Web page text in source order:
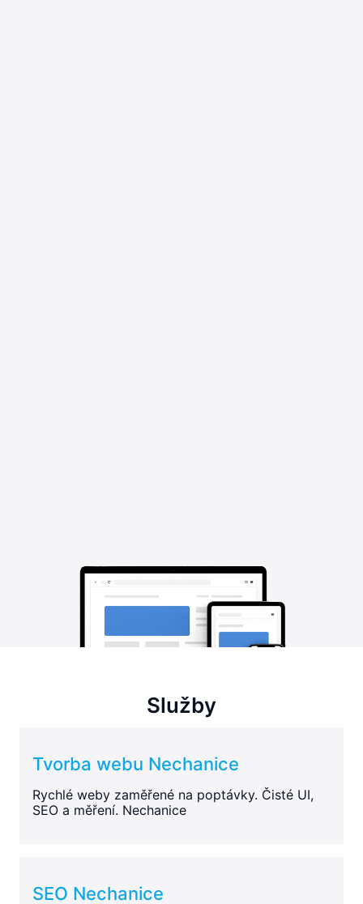
Služby
Tvorba webu Nechanice
Rychlé weby zaměřené na poptávky. Čisté UI,
SEO a měření. Nechanice
SEO Nechanice